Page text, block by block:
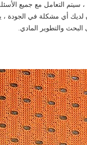
لديك أي مشكلة في الجودة
البحث والتطوير المادي.